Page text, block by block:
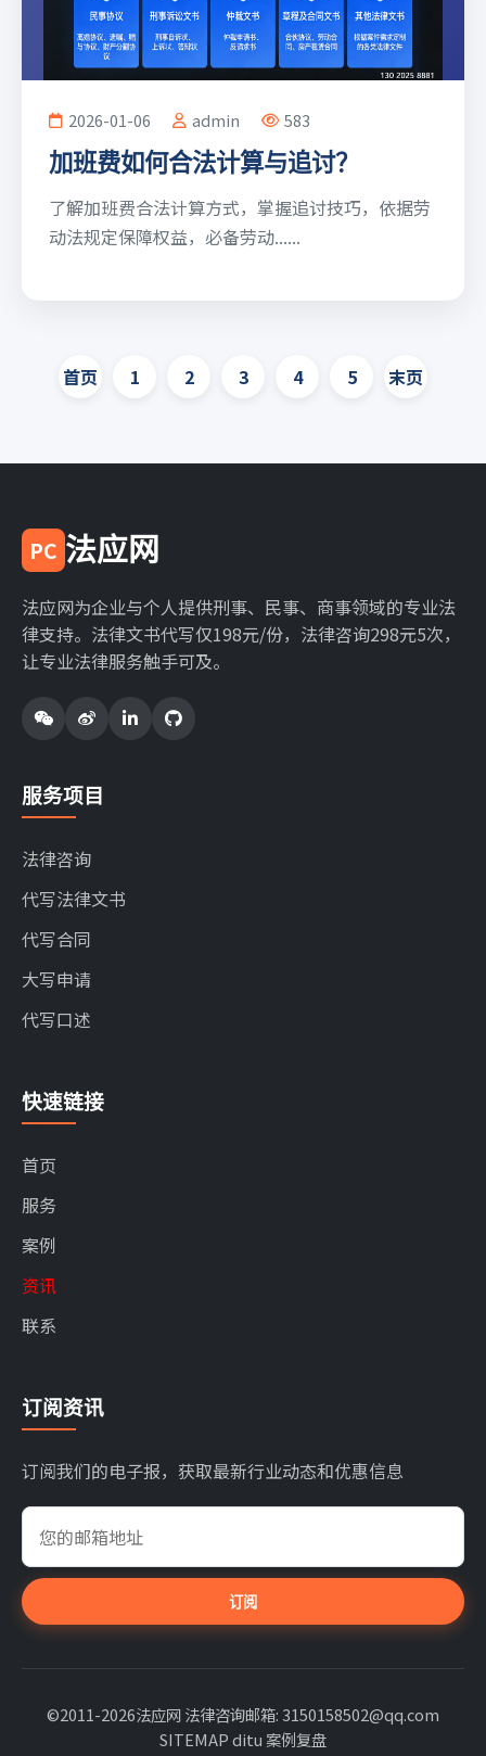
2026-01-06 admin 583
加班费如何合法计算与追讨？
了解加班费合法计算方式，掌握追讨技巧，依据劳
动法规定保障权益，必备劳动......
首页 1 2 3 4 5 末页
PC 法应网
法应网为企业与个人提供刑事、民事、商事领域的专业法
律支持。法律文书代写仅198元/份，法律咨询298元5次，
让专业法律服务触手可及。
服务项目
法律咨询
代写法律文书
代写合同
大写申请
代写口述
快速链接
首页
服务
案例
资讯
联系
订阅资讯
订阅我们的电子报，获取最新行业动态和优惠信息
订阅
©2011-2026法应网 法律咨询邮箱: 3150158502@qq.com
SITEMAPditu案例复盘